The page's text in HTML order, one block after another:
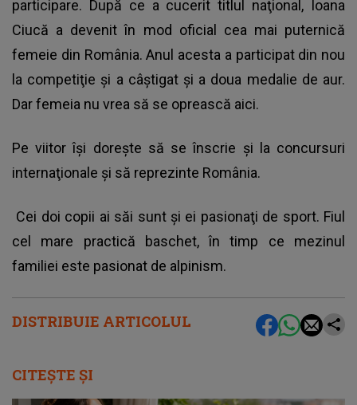
DISTRIBUIE ARTICOLUL
participare. După ce a cucerit titlul naţional, Ioana
Ciucă a devenit în mod oficial cea mai puternică
femeie din România. Anul acesta a participat din nou
la competiţie şi a câştigat şi a doua medalie de aur.
Dar femeia nu vrea să se oprească aici.
Pe viitor îşi doreşte să se înscrie şi la concursuri
internaţionale şi să reprezinte România.
Cei doi copii ai săi sunt şi ei pasionaţi de sport. Fiul
cel mare practică baschet, în timp ce mezinul
familiei este pasionat de alpinism.
CITEȘTE ȘI